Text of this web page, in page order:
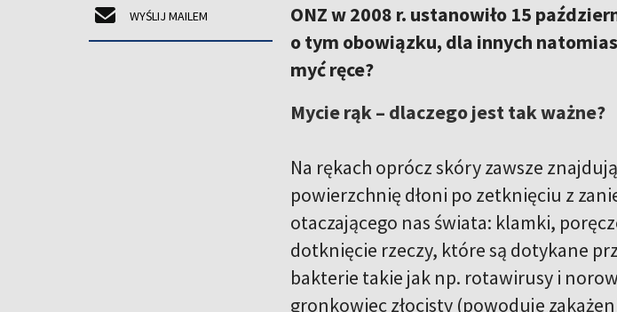
WYŚLIJ MAILEM
ONZ w 2008 r. ustanowiło 15
o tym obowiązku, dla innych
myć ręce?
Mycie rąk – dlaczego jest tak ważne?
Na rękach oprócz skóry zawsze
powierzchnię dłoni po zetknięciu z
otaczającego nas świata: klamki,
dotknięcie rzeczy, które są dotykane
bakterie takie jak np. rotawirusy i
gronkowiec złocisty (powoduje